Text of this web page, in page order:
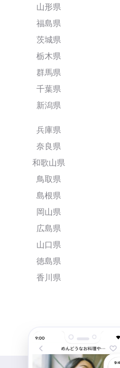
山形県
福島県
茨城県
栃木県
群馬県
千葉県
新潟県
兵庫県
奈良県
和歌山県
鳥取県
島根県
岡山県
広島県
山口県
徳島県
香川県